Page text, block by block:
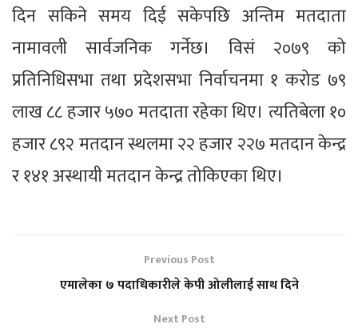
दिन सकिने समय दिई सकेपछि अन्तिम मतदाता
नामावली सार्वजनिक गर्नेछ। विसं २०७९ को
प्रतिनिधिसभा तथा प्रदेशसभा निर्वाचनमा १ करोड ७९
लाख ८८ हजार ५७० मतदाता रहेका थिए। त्यतिबेला १०
हजार ८९२ मतदान स्थलमा २२ हजार २२७ मतदान केन्द्र
र १४१ अस्थायी मतदान केन्द्र तोकिएका थिए।
Previous Post
एमालेका ७ पदाधिकारीले केपी ओलीलाई साथ दिने
Next Post